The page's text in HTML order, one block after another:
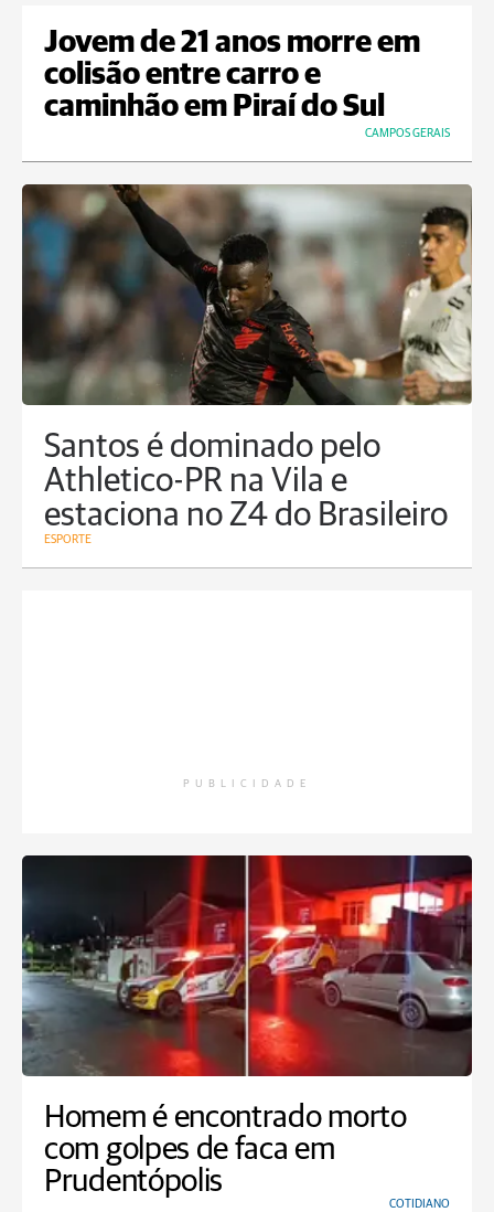
Jovem de 21 anos morre em
colisão entre carro e
caminhão em Piraí do Sul
CAMPOS GERAIS
Santos é dominado pelo
Athletico-PR na Vila e
estaciona no Z4 do Brasileiro
ESPORTE
PUBLICIDADE
Homem é encontrado morto
com golpes de faca em
Prudentópolis
COTIDIANO